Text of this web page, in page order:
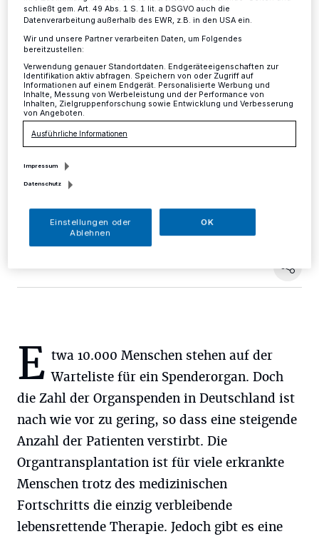
Alternativen?
Kreis·"Organspende und Organtransplantation — Gibt
es auch Alternativen?" lautet der Titel des 9. Arzt-
Patienten-Seminars, das die Selbsthilfe
Organtransplantierter NRW mit Unterstützung der
Selbsthilfekontaktstelle des Kreises Mettmann am
Mittwoch, 14. September, von 14 bis 18 Uhr im
Johanneshaus in Mettmann (Düsseldorfer Str. 154)
veranstaltet.
28.08.2016 , 08:16 Uhr Eine Minute Lesezeit
E twa 10.000 Menschen stehen auf der
Warteliste für ein Spenderorgan. Doch
die Zahl der Organspenden in Deutschland ist
nach wie vor zu gering, so dass eine steigende
Anzahl der Patienten verstirbt. Die
Organtransplantation ist für viele erkrankte
Menschen trotz des medizinischen
Fortschritts die einzig verbleibende
lebensrettende Therapie. Jedoch gibt es eine
schließt gem. Art. 49 Abs. 1 S. 1 lit. a DSGVO auch die
Datenverarbeitung außerhalb des EWR, z.B. in den USA ein.
Wir und unsere Partner verarbeiten Daten, um Folgendes
bereitzustellen:
Verwendung genauer Standortdaten. Endgeräteeigenschaften zur
Identifikation aktiv abfragen. Speichern von oder Zugriff auf
Informationen auf einem Endgerät. Personalisierte Werbung und
Inhalte, Messung von Werbeleistung und der Performance von
Inhalten, Zielgruppenforschung sowie Entwicklung und Verbesserung
von Angeboten.
Ausführliche Informationen
Impressum
Datenschutz
Einstellungen oder
Ablehnen
OK